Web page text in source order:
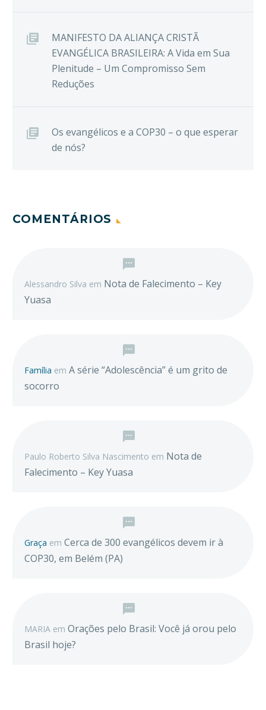
MANIFESTO DA ALIANÇA CRISTÃ
EVANGÉLICA BRASILEIRA: A Vida em Sua
Plenitude – Um Compromisso Sem
Reduções
Os evangélicos e a COP30 – o que esperar
de nós?
COMENTÁRIOS
Alessandro Silva em Nota de Falecimento – Key
Yuasa
Família em A série “Adolescência” é um grito de
socorro
Paulo Roberto Silva Nascimento em Nota de
Falecimento – Key Yuasa
Graça em Cerca de 300 evangélicos devem ir à
COP30, em Belém (PA)
MARIA em Orações pelo Brasil: Você já orou pelo
Brasil hoje?